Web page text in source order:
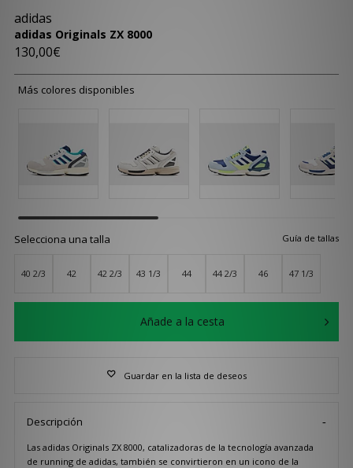
adidas
adidas Originals ZX 8000
130,00€
Más colores disponibles
Guía de tallas
Selecciona una talla
40 2/3 42 42 2/3 43 1/3 44 44 2/3 46 47 1/3
Añade a la cesta
Guardar en la lista de deseos
Descripción
Las adidas Originals ZX 8000, catalizadoras de la tecnología avanzada
de running de adidas, también se convirtieron en un icono de la